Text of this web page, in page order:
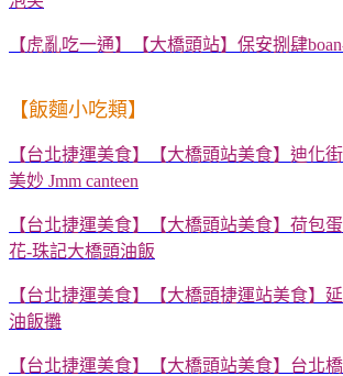
【虎亂吃一通】【大橋頭站】保安捌肆
【飯麵小吃類】
【台北捷運美食】【大橋頭站美食】迪化
美妙 Jmm canteen
【台北捷運美食】【大橋頭站美食】荷包
花-珠記大橋頭油飯
【台北捷運美食】【大橋頭捷運站美食】
油飯攤
【台北捷運美食】【大橋頭站美食】台北